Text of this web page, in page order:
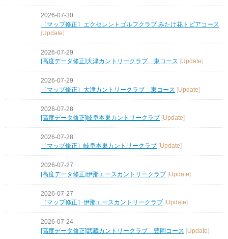
2026-07-30
［マップ修正］エクセレントゴルフクラブ みたけ花トピアコース
[Update]
2026-07-29
[高度データ修正]大津カントリークラブ 東コース [Update]
2026-07-29
［マップ修正］大津カントリークラブ 東コース [Update]
2026-07-28
[高度データ修正]岐阜本巣カントリークラブ [Update]
2026-07-28
［マップ修正］岐阜本巣カントリークラブ
Update
2026-07-27
[高度データ修正]伊那エースカントリークラブ [Update]
2026-07-27
［マップ修正］伊那エースカントリークラブ
Update
2026-07-24
[高度データ修正]武蔵カントリークラブ 豊岡コース [Update]